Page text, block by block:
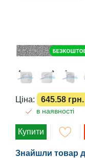
Ціна: 645.58 грн.
в наявності
Купити
Знайшли товар